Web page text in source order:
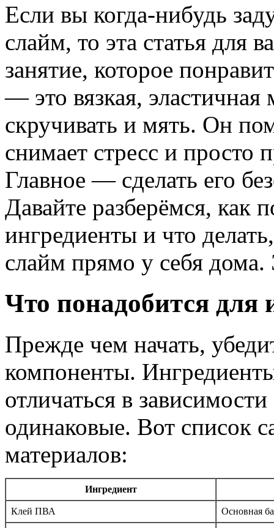
Если вы когда-нибудь
слайм, то эта статья для
занятие, которое
— это вязкая,
скручивать и мять. Он
снимает стресс и просто
Главное — сделать его
Давайте разберёмся, как
ингредиенты и что
слайм прямо у себя
Что понадобится для
Прежде чем начать,
компоненты.
отличаться в
одинаковые. Вот список
материалов:
Ингредиент
Клей ПВА Основная